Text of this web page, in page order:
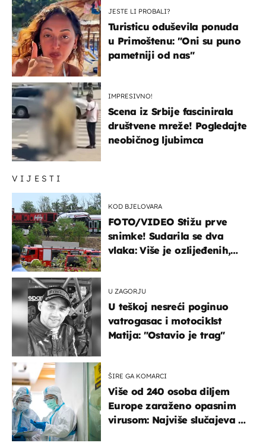
VIJESTI
KOD BJELOVARA
FOTO/VIDEO Stižu prve
snimke! Sudarila se dva
vlaka: Više je ozlijeđenih,
U ZAGORJU
U teškoj nesreći poginuo
vatrogasac i motociklst
Matija: "Ostavio je trag"
ŠIRE GA KOMARCI
Više od 240 osoba diljem
Europe zaraženo opasnim
virusom: Najviše slučajeva u
JESTE LI PROBALI?
Turisticu oduševila ponuda
u Primoštenu: "Oni su puno
pametniji od nas"
IMPRESIVNO!
Scena iz Srbije fascinirala
društvene mreže! Pogledajte
neobičnog ljubimca